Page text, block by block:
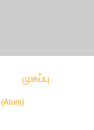
முகப்பு